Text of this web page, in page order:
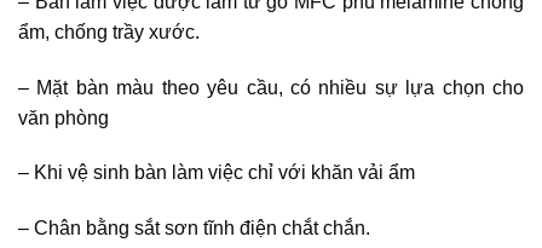
ẩm, chống trầy xước.
– Mặt bàn màu theo yêu cầu, có nhiều sự lựa chọn cho
văn phòng
– Khi vệ sinh bàn làm việc chỉ với khăn vải ẩm
– Chân bằng sắt sơn tĩnh điện chắt chắn.